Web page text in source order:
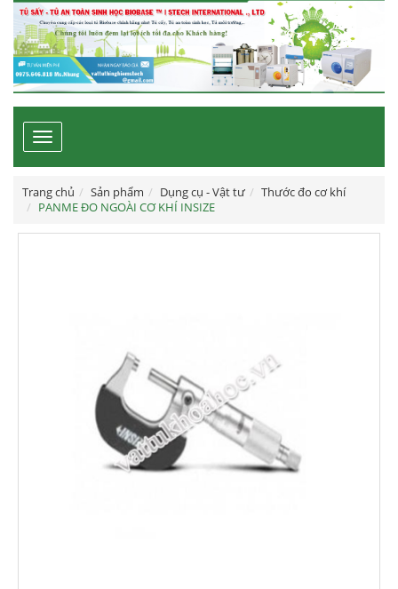
Toggle
navigation
Trang chủ Sản phẩm Dụng cụ - Vật tư
Thước đo cơ khí
PANME ĐO NGOÀI CƠ KHÍ INSIZE